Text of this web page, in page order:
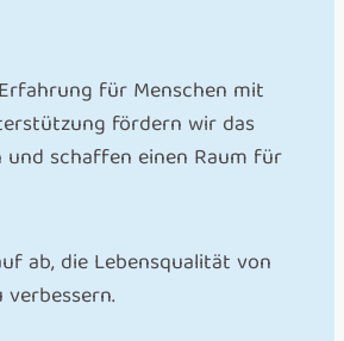
für Menschen mit
fördern wir das
schaffen einen Raum für
ab, die Lebensqualität von